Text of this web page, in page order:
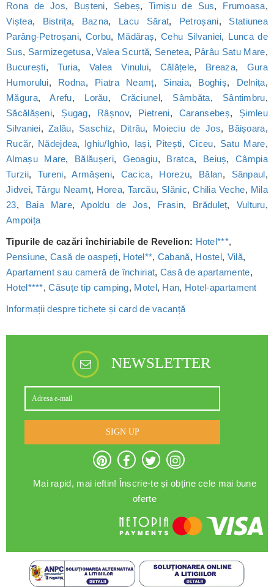
Rona de Jos, Bușteni, Sebeș, Timișu de Sus, Frumoasa,
Viștea, Bistrița, Bazna, Lacu Sărat, Petroșani, Statiunea
Parâng-Petroșani, Corbu, Mădăraș, Cehu Silvaniei, Lunca de
Sus, Sarmizegetusa,Valea Scurtă, Senetea, Pârâu Satu Mare,
București, Turia, Valea Vinului, Călățele, Breaza, Gura
Humorului, Rodna, Piatra Neamț, Sinaia, Boghiș, Delnița,
Măgura,Arefu, Lorău,Crăciunel, Sâmbăta, Sântimbru,
Săcălășeni, Șugag, Râșnov, Pietreni, Caransebeș, Șimleu
Silvaniei,Zalău, Saschiz, Ditrău, Moieciu de Jos, Băișoara,
Rucăr, Nădejdea, Ighiu/Ighìo, Iași, Pitești,Ciceu, Satu Mare,
Almașu Mare, Bălăușeri, Geoagiu, Bratca, Beiuș,Câmpia
Turzii, Tureni,Armășeni, Cacica, Horezu, Bălan, Sânpaul,
Jidvei,Târgu Neamț, Horea,Tarcău, Slănic,Chilia Veche, Mila
23, Baia Mare,Apoldu de Jos, Frasin, Brăduleț, Vulturu,
Ampoița
Tipurile de cazări închiriabile de Revelion: Hotel***,
Pensiune,Casă de oaspeți, Hotel**, Cabană, Hostel, Vilă,
Apartament sau cameră de închiriat, Casă de apartamente,
Hotel****,Căsuțe tip camping, Motel, Han, Hotel-apartament
Informații despre tichete și card de vacanță
NEWSLETTER
SIGN UP
Mai rapid, mai ieftin! Înscrie-te și obține cele mai bune
oferte